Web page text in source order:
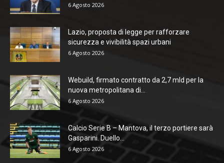
6 Agosto 2026
Lazio, proposta di legge per rafforzare
sicurezza e vivibilità spazi urbani
6 Agosto 2026
Webuild, firmato contratto da 2,7 mld per la
nuova metropolitana di...
6 Agosto 2026
Calcio Serie B – Mantova, il terzo portiere sarà
Gasparini. Duello...
6 Agosto 2026